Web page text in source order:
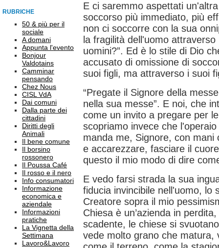
RUBRICHE
50 & più per il
sociale
A domani
Appunta l'evento
Bonjour
Valdotains
Camminar
pensando
Chez Nous
CISL VdA
Dai comuni
Dalla parte dei
cittadini
Diritti degli
Animali
Il bene comune
Il borsino
rossonero
Il Poussa Café
Il rosso e il nero
Info consumatori
Informazione
economica e
aziendale
Informazioni
pratiche
La Vignetta della
Settimana
Lavoro&Lavoro
E ci saremmo aspettati
soccorso più immediato, più
non ci soccorre con la sua
la fragilità dell'uomo
uomini?”. Ed è lo stile di Dio
accusato di omissione di
suoi figli, ma attraverso i suoi
“Pregate il Signore della
nella sua messe”. E noi, che
come un invito a pregare per
scopriamo invece che
manda me, Signore, con mani
e accarezzare, fasciare il
questo il mio modo di dire
E vedo farsi strada la sua
fiducia invincibile nell'uomo, lo
Creatore sopra il mio
Chiesa è un’azienda in
scadente, le chiese si
vede molto grano che matura,